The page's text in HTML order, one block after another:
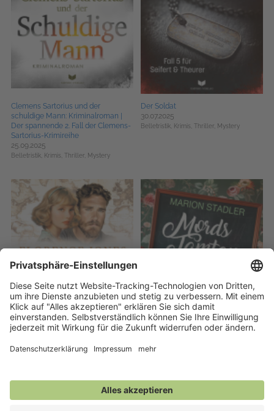
Clemens Sartorius und der
schuldige Mann: Kriminalroman |
Der spannende 2. Fall der Clemens-
Sartorius-Krimireihe
25.09.2025
Belletristik, Krimis, Thriller, Mystery
Der Soldat
30.07.2025
Belletristik, Krimis, Thriller, Mystery
Vergiss nie deine Wurzeln
20.03.2025